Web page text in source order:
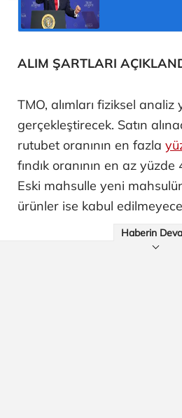
ALIM ŞARTLARI
TMO, alımları fiziksel analiz
gerçekleştirecek. Satın
rutubet oranının en fazla
fındık oranının en az
Eski mahsulle yeni mahsulün
ürünler ise kabul
Haberin